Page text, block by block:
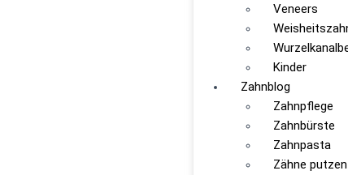
Veneers
Kinder
Zahnblog
Zahnpflege
Zahnbürste
Zahnpasta
Zähne putzen